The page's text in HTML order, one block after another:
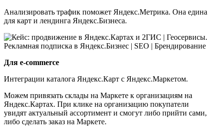
Анализировать трафик поможет Яндекс.Метрика. Она едина
для карт и лендинга Яндекс.Бизнеса.
Для e-commerce
Интеграции каталога Яндекс.Карт с Яндекс.Маркетом.
Можем привязать склады на Маркете к организациям на
Яндекс.Картах. При клике на организацию покупатели
увидят актуальный ассортимент и смогут либо прийти сами,
либо сделать заказ на Маркете.